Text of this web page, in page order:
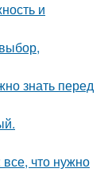
и
знать перед
что нужно